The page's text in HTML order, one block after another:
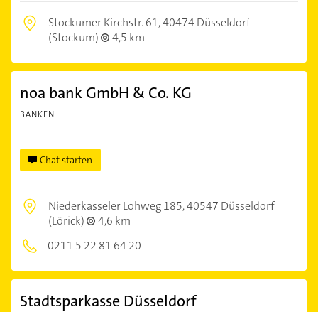
Stockumer Kirchstr. 61,40474 Düsseldorf
(Stockum)
4,5 km
noa bank GmbH & Co. KG
BANKEN
Chat starten
Niederkasseler Lohweg 185,40547 Düsseldorf
(Lörick)
4,6 km
0211 5 22 81 64 20
Stadtsparkasse Düsseldorf